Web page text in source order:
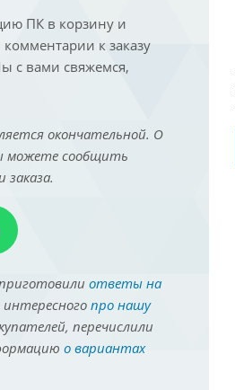
ПК в корзину и
к заказу
с вами свяжемся,
окончательной. О
можете сообщить
ответы на
интересного про нашу
перечислили
о вариантах